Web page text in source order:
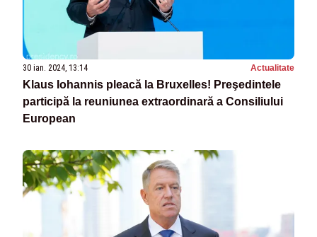
30 ian. 2024, 13:14 Actualitate
Klaus Iohannis pleacă la Bruxelles! Preşedintele
participă la reuniunea extraordinară a Consiliului
European